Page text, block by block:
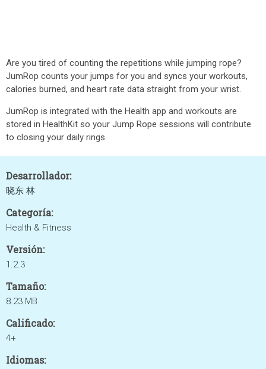
Are you tired of counting the repetitions while jumping rope?
JumRop counts your jumps for you and syncs your workouts,
calories burned, and heart rate data straight from your wrist.
JumRop is integrated with the Health app and workouts are
stored in HealthKit so your Jump Rope sessions will contribute
to closing your daily rings.
Desarrollador:
晓东 林
Categoría:
Health & Fitness
Versión:
1.2.3
Tamaño:
8.23 MB
Calificado:
4+
Idiomas: